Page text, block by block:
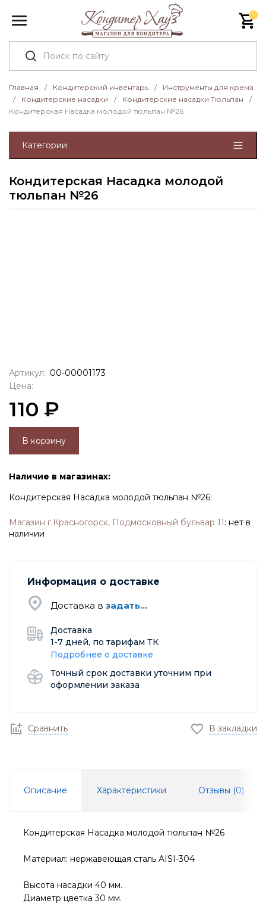
Главная / Кондитерский инвентарь /
Инструменты для крема
/
Кондитерские насадки / Кондитерские насадки Тюльпан
/
Кондитерская Насадка молодой тюльпан №26
Категории
Кондитерская Насадка молодой
тюльпан №26
Артикул: 00-00001173
Цена:
110 ₽
В корзину
Наличие в магазинах:
Кондитерская Насадка молодой тюльпан №26:
Магазин г.Красногорск, Подмосковный бульвар 11: нет в
наличии
Информация о доставке
Доставка в задать...
Доставка
1-7 дней, по тарифам ТК
Подробнее о доставке
Точный срок доставки уточним при
оформлении заказа
Сравнить В закладки
Описание Характеристики Отзывы (0)
Кондитерская Насадка молодой тюльпан №26
Материал: нержавеющая сталь AISI-304
Высота насадки 40 мм.
Диаметр цветка 30 мм.